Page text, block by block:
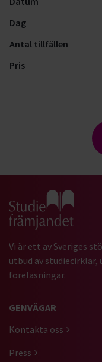
Dag
Antal tillfällen
Pris
Gå till
Vi är ett av Sveriges
utbud av
föreläsningar.
GENVÄGAR
Kontakta oss
Press